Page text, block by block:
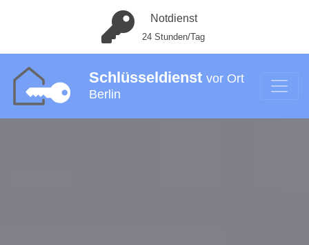
Notdienst
24 Stunden/Tag
Schlüsseldienst vor Ort
Berlin